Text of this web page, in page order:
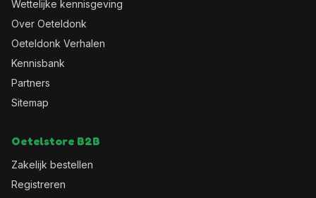
Wettelijke kennisgeving
Over Oeteldonk
Oeteldonk Verhalen
Kennisbank
Partners
Sitemap
Oetelstore B2B
Zakelijk bestellen
Registreren